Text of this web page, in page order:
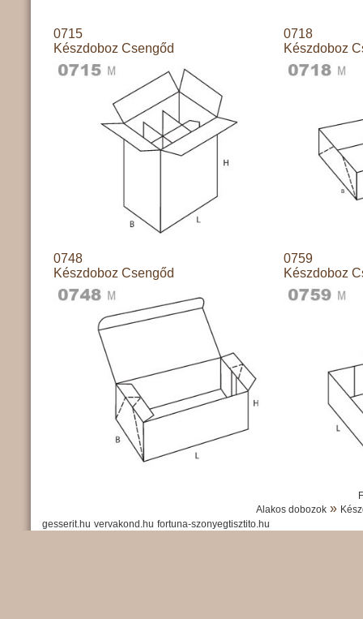
0715
Készdoboz Csengőd
0718
Készdoboz
0748
Készdoboz Csengőd
0759
Készdoboz
Alakos dobozok »
gesserit.hu vervakond.hu fortuna-szonyegtisztito.hu